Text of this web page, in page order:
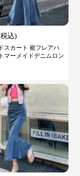
込)
スカート 裾フレアハ
マーメイドデニムロン